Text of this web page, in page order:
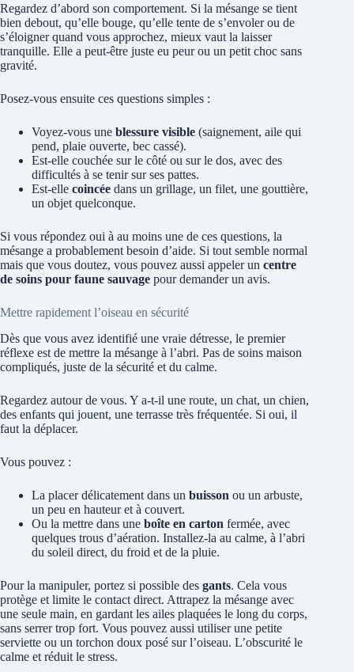
Regardez d’abord son comportement. Si la mésange se tient
bien debout, qu’elle bouge, qu’elle tente de s’envoler ou de
s’éloigner quand vous approchez, mieux vaut la laisser
tranquille. Elle a peut-être juste eu peur ou un petit choc sans
gravité.
Posez-vous ensuite ces questions simples :
Voyez-vous une blessure visible (saignement, aile qui
pend, plaie ouverte, bec cassé).
Est-elle couchée sur le côté ou sur le dos, avec des
difficultés à se tenir sur ses pattes.
Est-elle coincée dans un grillage, un filet, une gouttière,
un objet quelconque.
Si vous répondez oui à au moins une de ces questions, la
mésange a probablement besoin d’aide. Si tout semble normal
mais que vous doutez, vous pouvez aussi appeler un centre
de soins pour faune sauvage pour demander un avis.
Mettre rapidement l’oiseau en sécurité
Dès que vous avez identifié une vraie détresse, le premier
réflexe est de mettre la mésange à l’abri. Pas de soins maison
compliqués, juste de la sécurité et du calme.
Regardez autour de vous. Y a-t-il une route, un chat, un chien,
des enfants qui jouent, une terrasse très fréquentée. Si oui, il
faut la déplacer.
Vous pouvez :
La placer délicatement dans un buisson ou un arbuste,
un peu en hauteur et à couvert.
Ou la mettre dans une boîte en carton fermée, avec
quelques trous d’aération. Installez-la au calme, à l’abri
du soleil direct, du froid et de la pluie.
Pour la manipuler, portez si possible des gants. Cela vous
protège et limite le contact direct. Attrapez la mésange avec
une seule main, en gardant les ailes plaquées le long du corps,
sans serrer trop fort. Vous pouvez aussi utiliser une petite
serviette ou un torchon doux posé sur l’oiseau. L’obscurité le
calme et réduit le stress.